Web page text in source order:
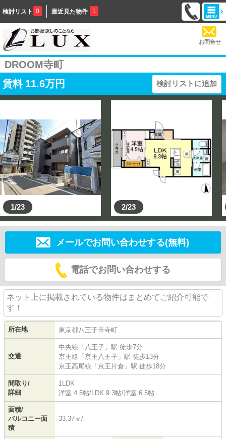
検討リスト 0 最近見た物件 1
お問合せ
DROOM寺町
賃料 11.6万円 検討リストに追加
1/23 2/23
メールでお問い合わせする(無料)
電話でお問い合わせする
ネット上に掲載されている物件はまとめてご紹介可能で
す！
所在地 東京都八王子市寺町
交通
中央線 「 八王子 」駅 徒歩7分
京王線 「京王八王子 」駅 徒歩13分
京王高尾線 「京王片倉 」駅 徒歩18分
間取り/
詳細
1LDK
洋室 4.5帖/LDK 9.3帖/洋室 6.5帖
面積/
バルコニー面
積
33.37㎡/-